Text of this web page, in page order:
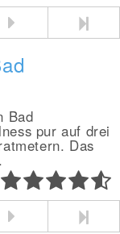
Bad
pur auf drei
Das